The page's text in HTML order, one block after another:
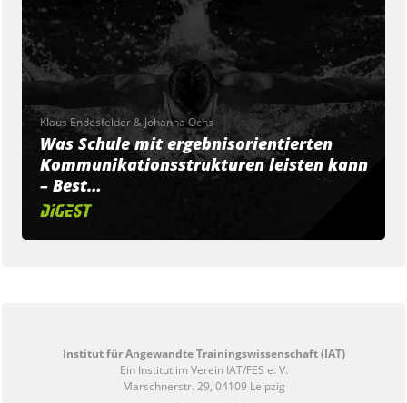
Klaus Endesfelder & Johanna Ochs
Was Schule mit ergebnisorientierten
Kommunikationsstrukturen leisten kann
– Best…
Institut für Angewandte Trainingswissenschaft (IAT)
Ein Institut im Verein IAT/FES e. V.
Marschnerstr. 29, 04109 Leipzig